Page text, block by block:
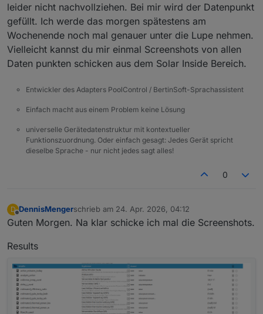
leider nicht nachvollziehen. Bei mir wird der Datenpunkt
gefüllt. Ich werde das morgen spätestens am
Wochenende noch mal genauer unter die Lupe nehmen.
Vielleicht kannst du mir einmal Screenshots von allen
Daten punkten schicken aus dem Solar Inside Bereich.
Entwickler des Adapters PoolControl / BertinSoft-Sprachassistent
Einfach macht aus einem Problem keine Lösung
universelle Gerätedatenstruktur mit kontextueller
Funktionszuordnung. Oder einfach gesagt: Jedes Gerät spricht
dieselbe Sprache - nur nicht jedes sagt alles!
0
D
Offline
DennisMengerschrieb am 24. Apr. 2026, 04:12
zuletzt editiert von
Guten Morgen. Na klar schicke ich mal die Screenshots.
Results